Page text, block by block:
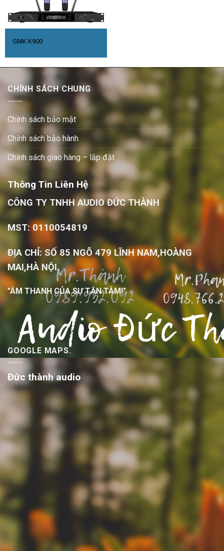
GMK K900
CHÍNH SÁCH CHUNG
Chính sách bảo mật
Chính sách bảo hành
Chính sách giao hàng – lắp đặt
Thông Tin Liên Hệ
CÔNG TY TNHH AUDIO ĐỨC THÀNH
MST: 0110054819
ĐỊA CHỈ: SỐ 85 NGÕ 479 LĨNH NAM,HOÀNG
MAI,HÀ NỘI.
"ÂM THANH CỦA SỰ TẬN TÂM!"
GOOGLE MAPS.
Đức thành audio